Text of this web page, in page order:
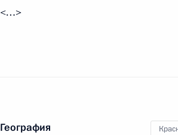
Церемония соединения первого
<…>
География